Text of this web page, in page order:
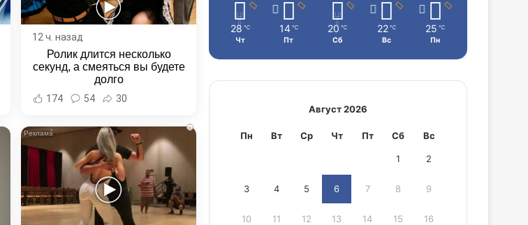
12 ч. назад
Ролик длится несколько
секунд, а смеяться вы будете
долго
174 54 30
i
28 ℃
Чт
14 ℃
Пт
20 ℃
Сб
22 ℃
Вс
25 ℃
Пн
Август 2026
Пн Вт Ср Чт Пт Сб Вс
1 2
3 4 5 6 7 8 9
10 11 12 13 14 15 16